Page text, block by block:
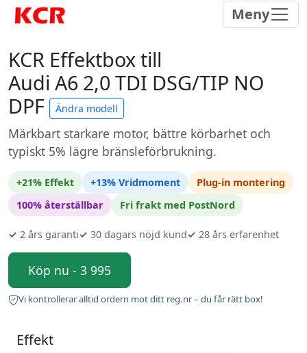
Meny
KCR Effektbox till
Audi A6 2,0 TDI DSG/TIP NO
DPF
Ändra modell
Märkbart starkare motor, bättre körbarhet och
typiskt 5% lägre bränsleförbrukning.
+21% Effekt +13% Vridmoment
Plug-in montering
100% återställbar
Fri frakt med PostNord
✓ 2 års garanti✓ 30 dagars nöjd kund✓ 28 års erfarenhet
Köp nu - 3 995
Vi kontrollerar alltid ordern mot ditt reg.nr – du får rätt box!
Effekt